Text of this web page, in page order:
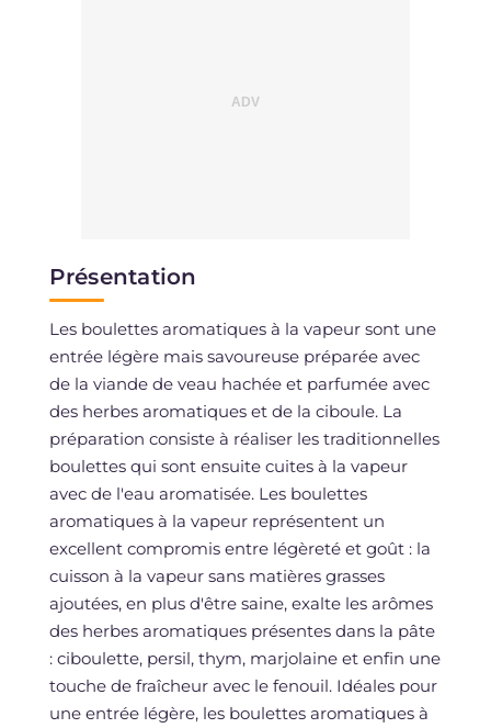
Présentation
Les boulettes aromatiques à la vapeur sont une
entrée légère mais savoureuse préparée avec
de la viande de veau hachée et parfumée avec
des herbes aromatiques et de la ciboule. La
préparation consiste à réaliser les traditionnelles
boulettes qui sont ensuite cuites à la vapeur
avec de l'eau aromatisée. Les boulettes
aromatiques à la vapeur représentent un
excellent compromis entre légèreté et goût : la
cuisson à la vapeur sans matières grasses
ajoutées, en plus d'être saine, exalte les arômes
des herbes aromatiques présentes dans la pâte
: ciboulette, persil, thym, marjolaine et enfin une
touche de fraîcheur avec le fenouil. Idéales pour
une entrée légère, les boulettes aromatiques à